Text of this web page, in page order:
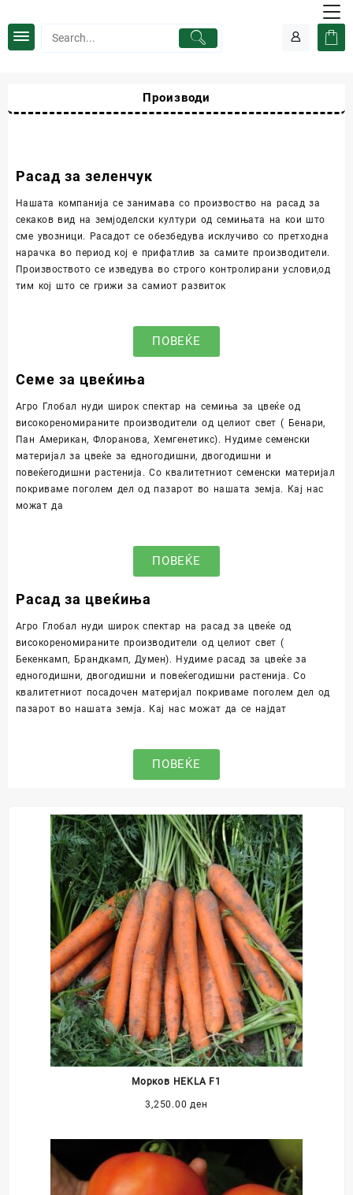
Производи
Расад за зеленчук
Нашата компанија се занимава со произвоство на расад за
секаков вид на земјоделски култури од семињата на кои што
сме увозници. Расадот се обезбедува исклучиво со претходна
нарачка во период кој е прифатлив за самите производители.
Произвоството се изведува во строго контролирани услови,од
тим кој што се грижи за самиот развиток
ПОВЕЌЕ
Семе за цвеќиња
Агро Глобал нуди широк спектар на семиња за цвеќе од
високореномираните производители од целиот свет ( Бенари,
Пан Американ, Флоранова, Хемгенетикс). Нудиме семенски
материјал за цвеќе за едногодишни, двогодишни и
повеќегодишни растенија. Со квалитетниот семенски материјал
покриваме поголем дел од пазарот во нашата земја. Кај нас
можат да
ПОВЕЌЕ
Расад за цвеќиња
Агро Глобал нуди широк спектар на расад за цвеќе од
високореномираните производители од целиот свет (
Бекенкамп, Брандкамп, Думен). Нудиме расад за цвеќе за
едногодишни, двогодишни и повеќегодишни растенија. Со
квалитетниот посадочен материјал покриваме поголем дел од
пазарот во нашата земја. Кај нас можат да се најдат
ПОВЕЌЕ
Морков HEKLA F1
3,250.00 ден